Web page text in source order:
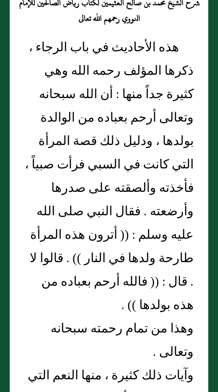
النووي رحمهم الله تعالى
هذه الأحاديث في باب الرجاء ،
ذكرها المؤلف رحمه الله وهي
كثيرة جداً منها : أن الله سبحانه
وتعالى أرحم بعباده من الوالدة
بولدها ، ودليل ذلك قصة المرأة
التي كانت في السبي فرأت صبياً ،
فأخذته وألصقته على صدرها
وأرضعته . فقال النبي صلى الله
عليه وسلم : (( أترون هذه المرأة
طارحة ولدها في النار )) . قالوا لا
. قال : (( فالله أرحم بعباده من
هذه بولدها )) .
وهذا من تمام رحمته سبحانه
وتعالى .
وآيات ذلك كثيرة ، منها النعم التي